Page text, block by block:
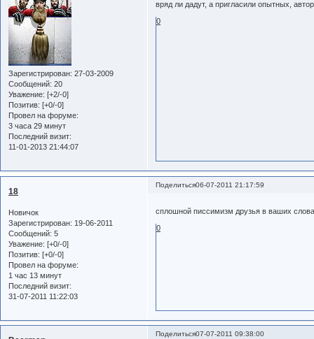
Зарегистрирован: 27-03-2009
Сообщений: 20
Уважение: [+2/-0]
Позитив: [+0/-0]
Провел на форуме:
3 часа 29 минут
Последний визит:
11-01-2013 21:44:07
вряд ли дадут, а пригласили опытных,
0
Поделиться06-07-2011 21:17:59
18
Новичок
Зарегистрирован: 19-06-2011
Сообщений: 5
Уважение: [+0/-0]
Позитив: [+0/-0]
Провел на форуме:
1 час 13 минут
Последний визит:
31-07-2011 11:22:03
сплошной писсимизм друзья в ваших
0
Поделиться07-07-2011 09:38:00